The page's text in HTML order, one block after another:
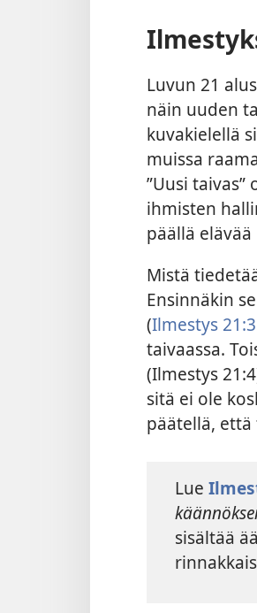
Luvun 21
näin uuden
kuvakielellä
muissa
”Uusi taivas”
ihmisten
päällä
Mistä
Ensinnäkin
(Ilmestys 21:3
taivaassa.
(Ilmestys
sitä ei ole
päätellä,
Lue
sisältää